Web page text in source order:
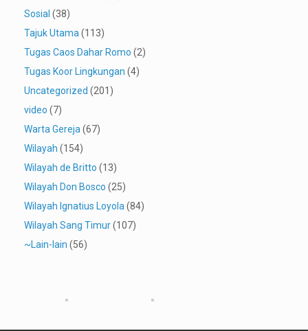
Sosial (38)
Tajuk Utama (113)
Tugas Caos Dahar Romo (2)
Tugas Koor Lingkungan (4)
Uncategorized (201)
video (7)
Warta Gereja (67)
Wilayah (154)
Wilayah de Britto (13)
Wilayah Don Bosco (25)
Wilayah Ignatius Loyola (84)
Wilayah Sang Timur(107)
~Lain-lain (56)